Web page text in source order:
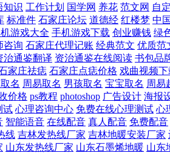
知识 工作计划 国学网 养花 范文网 自
标准件 石家庄论坛 道德经 红楼梦 中
游戏大全 手机游戏下载 创业赚钱 绿
咨询 石家庄代理记账 经典范文 优质范
治通鉴翻译 资治通鉴在线阅读 书包品
家庄祛痣 石家庄点痣价格 戏曲视频下
名 周易取名 男孩取名 宝宝取名 周易
价格 ps教程 photoshop 广告设计 海报
试 心理咨询中心 免费在线心理测试 心
智能语音 在线配音 真人配音 免费配音
线 吉林发热线厂家 吉林地暖安装厂家
山东发热线厂家 山东石墨烯地暖 山东